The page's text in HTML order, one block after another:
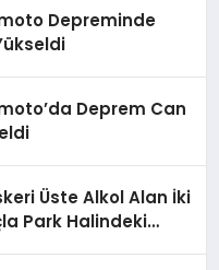
Depreminde
Deprem Can
Üste Alkol Alan İki
Park Halindeki